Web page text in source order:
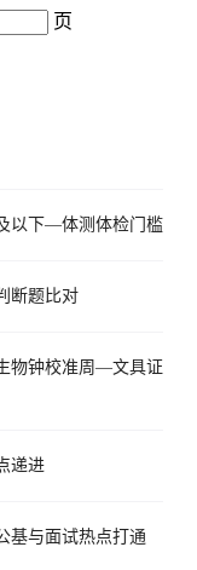
页
以下—体测体检门槛
断题比对
物钟校准周—文具证
递进
基与面试热点打通